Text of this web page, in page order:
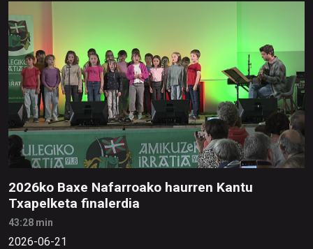
2026ko Baxe Nafarroako haurren Kantu
Txapelketa finalerdia
43:28 min
2026-06-21